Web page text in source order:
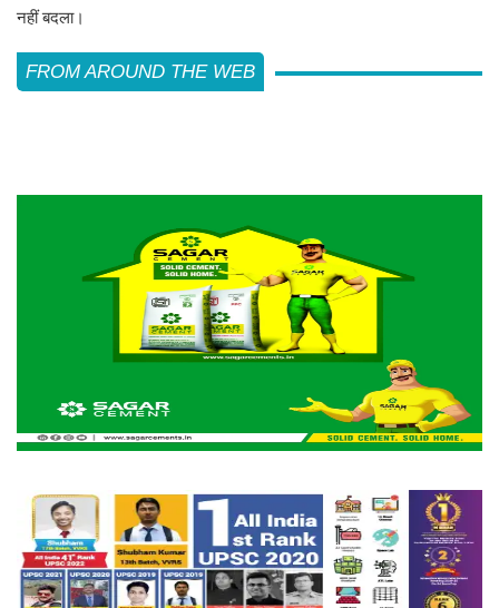
नहीं बदला।
FROM AROUND THE WEB